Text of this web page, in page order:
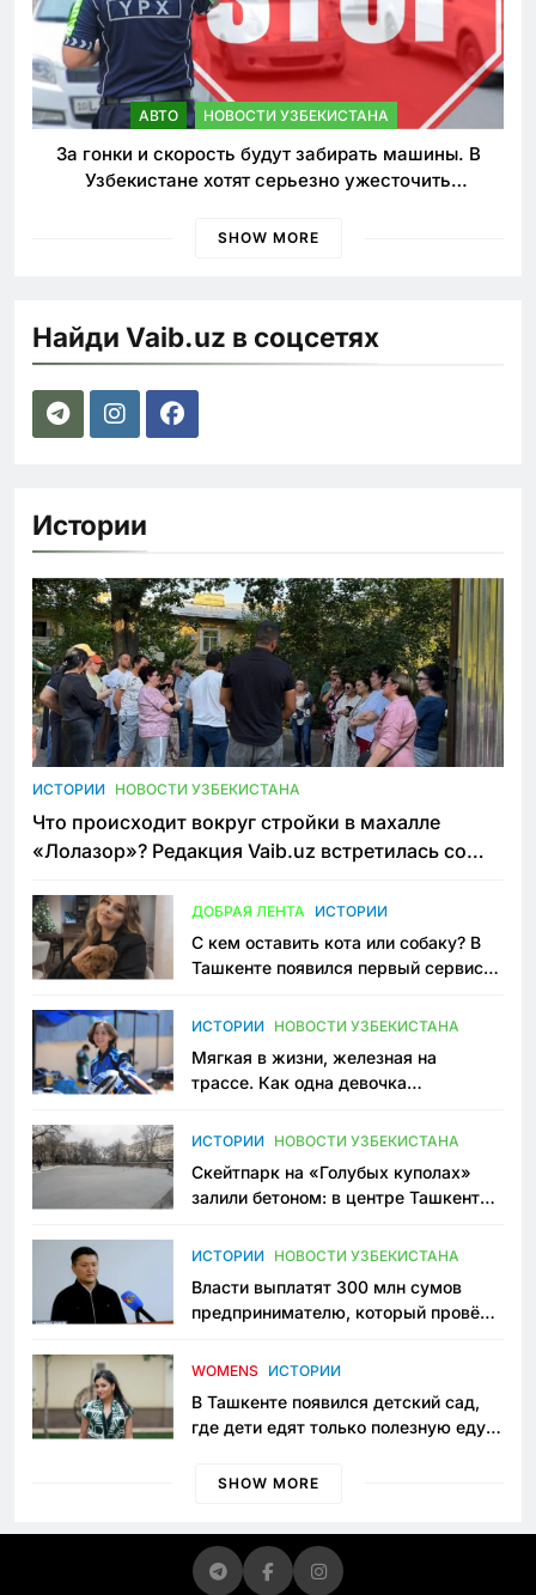
АВТО НОВОСТИ УЗБЕКИСТАНА
За гонки и скорость будут забирать машины. В
Узбекистане хотят серьезно ужесточить
SHOW MORE
Найди Vaib.uz в соцсетях
Истории
ИСТОРИИ НОВОСТИ УЗБЕКИСТАНА
Что происходит вокруг стройки в махалле
«Лолазор»? Редакция Vaib.uz встретилась со
ДОБРАЯ ЛЕНТА ИСТОРИИ
С кем оставить кота или собаку? В
Ташкенте появился первый сервис
ИСТОРИИ НОВОСТИ УЗБЕКИСТАНА
Мягкая в жизни, железная на
трассе. Как одна девочка
Узбекистане
ИСТОРИИ НОВОСТИ УЗБЕКИСТАНА
Скейтпарк на «Голубых куполах»
залили бетоном: в центре Ташкента
пространство
ИСТОРИИ НОВОСТИ УЗБЕКИСТАНА
Власти выплатят 300 млн сумов
предпринимателю, который провёл
приговору
WOMENS ИСТОРИИ
В Ташкенте появился детский сад,
где дети едят только полезную еду.
просить «кашу без сахара»
SHOW MORE